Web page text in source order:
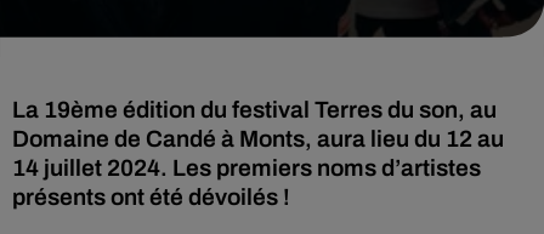
La 19ème édition du festival Terres du son, au
Domaine de Candé à Monts, aura lieu du 12 au
14 juillet 2024. Les premiers noms d’artistes
présents ont été dévoilés !